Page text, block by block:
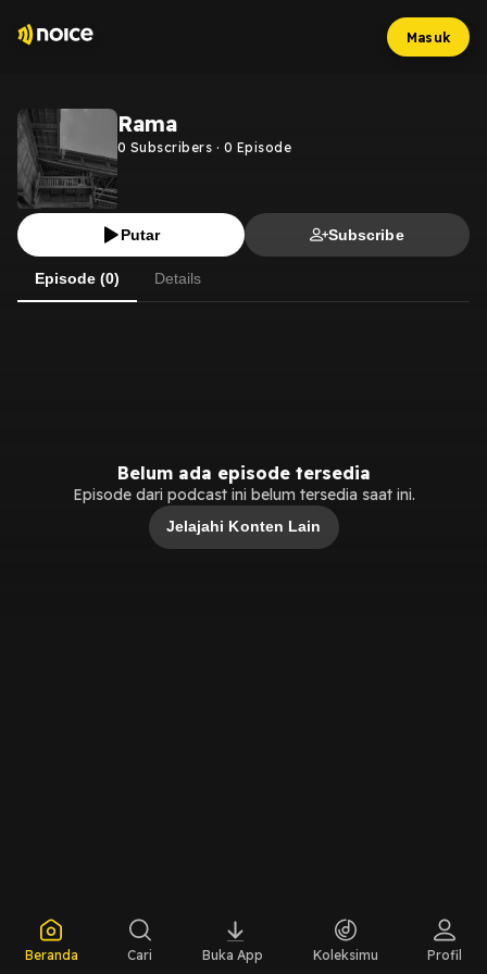
Masuk
Rama
0 Subscribers · 0 Episode
Putar Subscribe
Episode (0) Details
Belum ada episode tersedia
Episode dari podcast ini belum tersedia saat ini.
Jelajahi Konten Lain
Beranda Cari Buka App Koleksimu Profil